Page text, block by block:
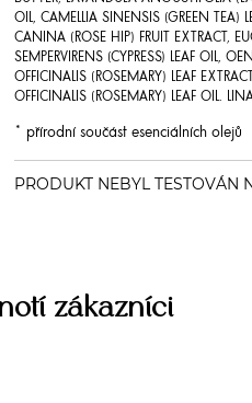
OIL, CAMELLIA SINENSIS (GREEN TEA)
CANINA (ROSE HIP) FRUIT EXTRACT,
SEMPERVIRENS (CYPRESS) LEAF OIL,
OFFICINALIS (ROSEMARY) LEAF
OFFICINALIS (ROSEMARY) LEAF OIL.
* přírodní součást esenciálních olejů
zákazníci